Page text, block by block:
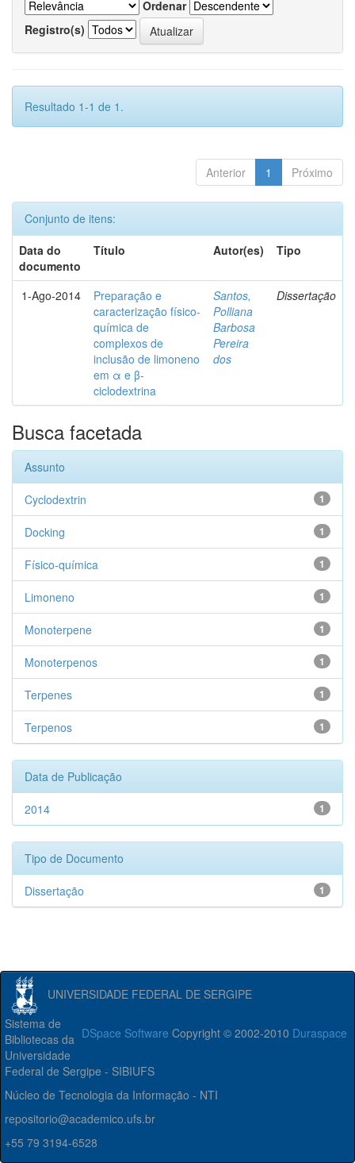
Ordenar
Registro(s)
Resultado 1-1 de 1.
Anterior 1 Próximo
Conjunto de itens:
Data do
documento
Título Autor(es) Tipo
1-Ago-2014
Preparação e
caracterização físico-
química de
complexos de
inclusão de limoneno
em α e β-
ciclodextrina
Santos,
Polliana
Barbosa
Pereira
dos
Dissertação
Busca facetada
Assunto
1
Cyclodextrin
1
Docking
1
Físico-química
1
Limoneno
1
Monoterpene
1
Monoterpenos
1
Terpenes
1
Terpenos
Data de Publicação
1
2014
Tipo de Documento
1
Dissertação
UNIVERSIDADE FEDERAL DE SERGIPE
DSpace Software Copyright © 2002-2010 Duraspace
Sistema de
Bibliotecas da
Universidade
Federal de Sergipe - SIBIUFS
Núcleo de Tecnologia da Informação - NTI
repositorio@academico.ufs.br
+55 79 3194-6528